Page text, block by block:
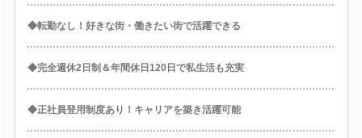
◆転勤なし！好きな街・働きたい街で活躍できる
◆完全週休2日制＆年間休日120日で私生活も充実
◆正社員登用制度あり！キャリアを築き活躍可能